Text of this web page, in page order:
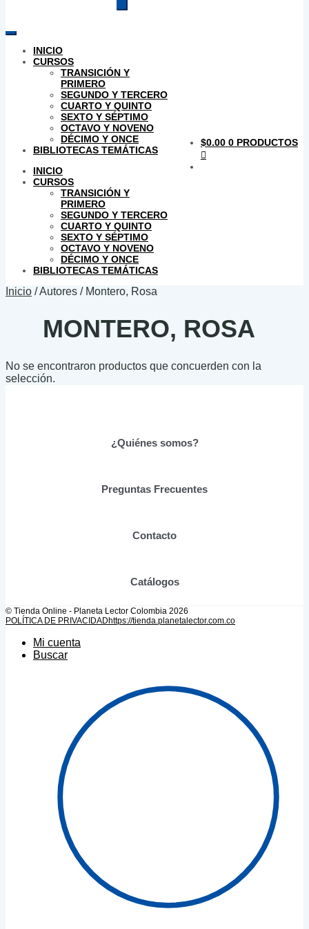
productos
INICIO
CURSOS
TRANSICIÓN Y
PRIMERO
SEGUNDO Y TERCERO
CUARTO Y QUINTO
SEXTO Y SÉPTIMO
OCTAVO Y NOVENO
DÉCIMO Y ONCE
BIBLIOTECAS TEMÁTICAS
INICIO
CURSOS
TRANSICIÓN Y
PRIMERO
SEGUNDO Y TERCERO
CUARTO Y QUINTO
SEXTO Y SÉPTIMO
OCTAVO Y NOVENO
DÉCIMO Y ONCE
BIBLIOTECAS TEMÁTICAS
$0.00 0 PRODUCTOS
Inicio /Autores / Montero, Rosa
MONTERO, ROSA
No se encontraron productos que concuerden con la
selección.
¿Quiénes somos?
Preguntas Frecuentes
Contacto
Catálogos
© Tienda Online - Planeta Lector Colombia 2026
POLÍTICA DE PRIVACIDADhttps://tienda.planetalector.com.co
Mi cuenta
Buscar